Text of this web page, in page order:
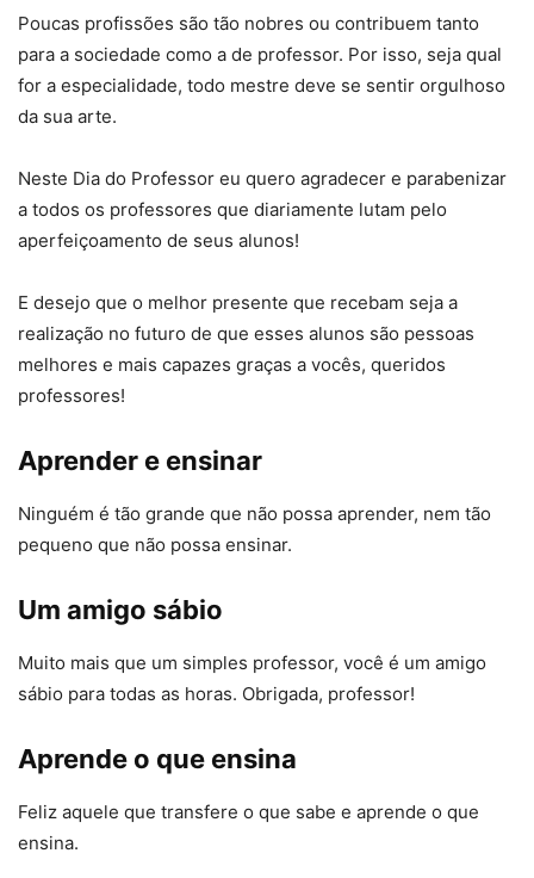
Poucas profissões são tão nobres ou contribuem tanto
para a sociedade como a de professor. Por isso, seja qual
for a especialidade, todo mestre deve se sentir orgulhoso
da sua arte.
Neste Dia do Professor eu quero agradecer e parabenizar
a todos os professores que diariamente lutam pelo
aperfeiçoamento de seus alunos!
E desejo que o melhor presente que recebam seja a
realização no futuro de que esses alunos são pessoas
melhores e mais capazes graças a vocês, queridos
professores!
Aprender e ensinar
Ninguém é tão grande que não possa aprender, nem tão
pequeno que não possa ensinar.
Um amigo sábio
Muito mais que um simples professor, você é um amigo
sábio para todas as horas. Obrigada, professor!
Aprende o que ensina
Feliz aquele que transfere o que sabe e aprende o que
ensina.